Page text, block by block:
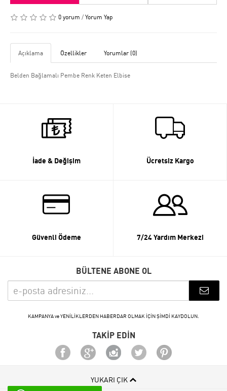
0 yorum / Yorum Yap
Açıklama Özellikler Yorumlar (0)
Belden Bağlamalı Pembe Renk Keten Elbise
İade & Değişim Ücretsiz Kargo
Güvenli Ödeme 7/24 Yardım Merkezi
BÜLTENE ABONE OL
KAMPANYA ve YENİLİKLERDEN HABERDAR OLMAK İÇİN ŞİMDİ KAYDOLUN.
TAKİP EDİN
YUKARI ÇIK